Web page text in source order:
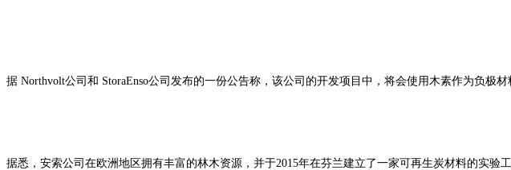
据 Northvolt公司和 StoraEnso公司发布的一份公告称，该公司的开发项目中，将会使用木素作为负极
据悉，安索公司在欧洲地区拥有丰富的林木资源，并于2015年在芬兰建立了一家可再生炭材料的实